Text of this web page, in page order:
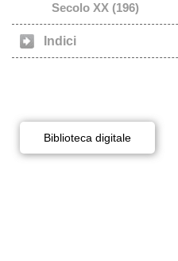
Secolo XX (196)
Indici
Biblioteca digitale